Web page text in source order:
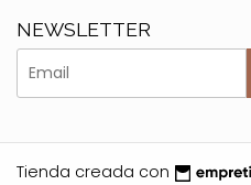
NEWSLETTER
Tienda creada con